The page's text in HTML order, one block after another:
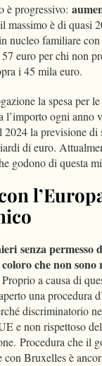
è progressivo:
massimo è di quasi
nucleo familiare
euro per chi non
i 45 mila euro.
la spesa per
l’importo ogni anno
la previsione di
di euro.
godono di questa
senza permesso
che non
a causa di
una procedura
discriminatorio
e non rispettoso
Procedura che il
con Bruxelles è